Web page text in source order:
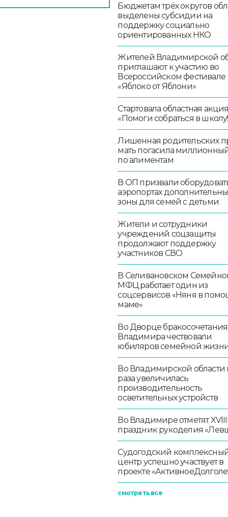
Бюджетам трёх округов
выделены субсидии на
поддержку социально
ориентированных НКО
Жителей Владимирской
приглашают к участию во
Всероссийском фестивале
«Яблоко от Яблони»
Стартовала областная
«Помоги собраться в
Лишенная родительских
мать погасила
по алиментам
В ОП призвали
аэропортах
зоны для семей с детьми
Жители и сотрудники
учреждений соцзащиты
продолжают поддержку
участников СВО
В Селивановском
МФЦ работает один из
соцсервисов «Няня в
маме»
Во Дворце бракосочетания
Владимира чествовали
юбиляров семейной
Во Владимирской области
раза увеличилась
производительность
осветительных устройств
Во Владимире отметят XVIII
праздник рукоделия
Судогодский
центр успешно участвует в
проекте
смотреть все